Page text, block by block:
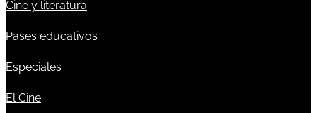
Cine y literatura
Pases educativos
Especiales
El Cine